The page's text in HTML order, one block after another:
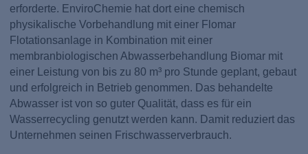
erforderte. EnviroChemie hat dort eine chemisch
physikalische Vorbehandlung mit einer Flomar
Flotationsanlage in Kombination mit einer
membranbiologischen Abwasserbehandlung Biomar mit
einer Leistung von bis zu 80 m³ pro Stunde geplant, gebaut
und erfolgreich in Betrieb genommen. Das behandelte
Abwasser ist von so guter Qualität, dass es für ein
Wasserrecycling genutzt werden kann. Damit reduziert das
Unternehmen seinen Frischwasserverbrauch.